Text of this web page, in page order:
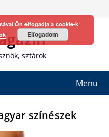
sztárok
Menu
színészek
Ön elfogadja a cookie-k
Elfogadom